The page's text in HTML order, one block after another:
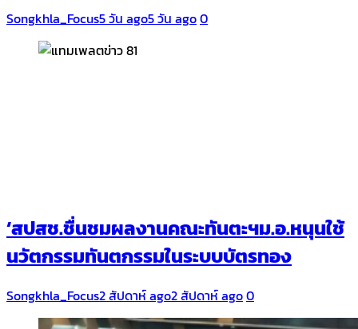
Songkhla_Focus5 วัน ago5 วัน ago0
‘สปสช.ชื่นชมผลงานคณะทันตะฯม.อ.หนุนใช้
นวัตกรรมทันตกรรมในระบบบัตรทอง
Songkhla_Focus2 สัปดาห์ ago2 สัปดาห์ ago0